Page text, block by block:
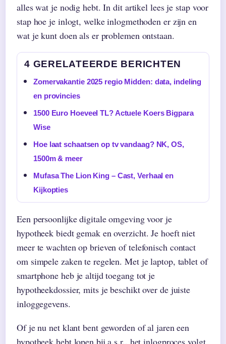
alles wat je nodig hebt. In dit artikel lees je stap voor
stap hoe je inlogt, welke inlogmethoden er zijn en
wat je kunt doen als er problemen ontstaan.
4 GERELATEERDE BERICHTEN
Zomervakantie 2025 regio Midden: data, indeling
en provincies
1500 Euro Hoeveel TL? Actuele Koers Bigpara
Wise
Hoe laat schaatsen op tv vandaag? NK, OS,
1500m & meer
Mufasa The Lion King – Cast, Verhaal en
Kijkopties
Een persoonlijke digitale omgeving voor je
hypotheek biedt gemak en overzicht. Je hoeft niet
meer te wachten op brieven of telefonisch contact
om simpele zaken te regelen. Met je laptop, tablet of
smartphone heb je altijd toegang tot je
hypotheekdossier, mits je beschikt over de juiste
inloggegevens.
Of je nu net klant bent geworden of al jaren een
hypotheek hebt lopen bij a.s.r., het inlogproces volgt